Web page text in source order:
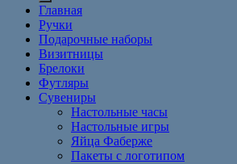
Главная
Ручки
Подарочные наборы
Визитницы
Брелоки
Футляры
Сувениры
Настольные часы
Настольные игры
Яйца Фаберже
Пакеты с логотипом